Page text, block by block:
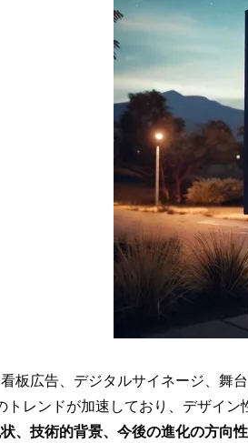
板広告、デジタルサイネージ、舞
トレンドが加速しており、デザイ
、技術的背景、今後の進化の方向性